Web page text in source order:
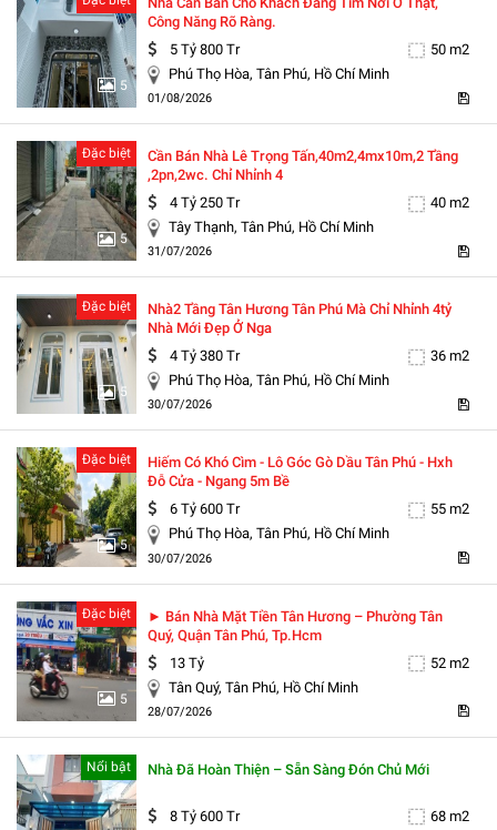
5
Công Năng Rõ Ràng.
5 Tỷ 800 Tr
50 m2
Phú Thọ Hòa, Tân Phú, Hồ Chí Minh
01/08/2026
5
Đặc biệt
Cần Bán Nhà Lê Trọng Tấn,40m2,4mx10m,2 Tầng
,2pn,2wc. Chỉ Nhỉnh 4
4 Tỷ 250 Tr
40 m2
Tây Thạnh, Tân Phú, Hồ Chí Minh
31/07/2026
5
Đặc biệt
Nhà2 Tầng Tân Hương Tân Phú Mà Chỉ Nhỉnh 4tỷ
Nhà Mới Đẹp Ở Nga
4 Tỷ 380 Tr
36 m2
Phú Thọ Hòa, Tân Phú, Hồ Chí Minh
30/07/2026
5
Đặc biệt
Hiếm Có Khó Cìm - Lô Góc Gò Dầu Tân Phú - Hxh
Đỗ Cửa - Ngang 5m Bề
6 Tỷ 600 Tr
55 m2
Phú Thọ Hòa, Tân Phú, Hồ Chí Minh
30/07/2026
5
Đặc biệt
► Bán Nhà Mặt Tiền Tân Hương – Phường Tân
Quý, Quận Tân Phú, Tp.hcm
13 Tỷ
52 m2
Tân Quý, Tân Phú, Hồ Chí Minh
28/07/2026
Nổi bật Nhà Đã Hoàn Thiện – Sẵn Sàng Đón Chủ Mới
8 Tỷ 600 Tr
68 m2